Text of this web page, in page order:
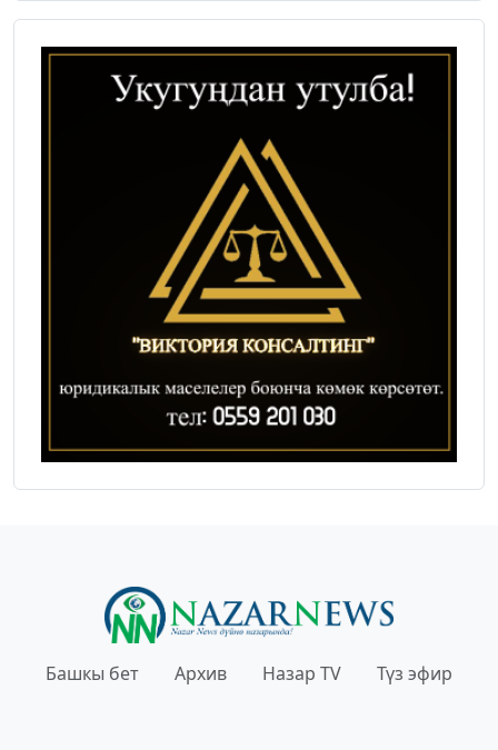
Башкы бет Архив Назар TV Түз эфир